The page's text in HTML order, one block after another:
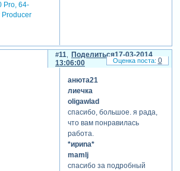
Pro, 64-
Поделиться
11
17-03-2014
13:06:00
анюта21
лиечка
oligawlad
спасибо, большое. я рада,
что вам понравилась
работа.
*ириnа*
mamlj
спасибо за подробный
0